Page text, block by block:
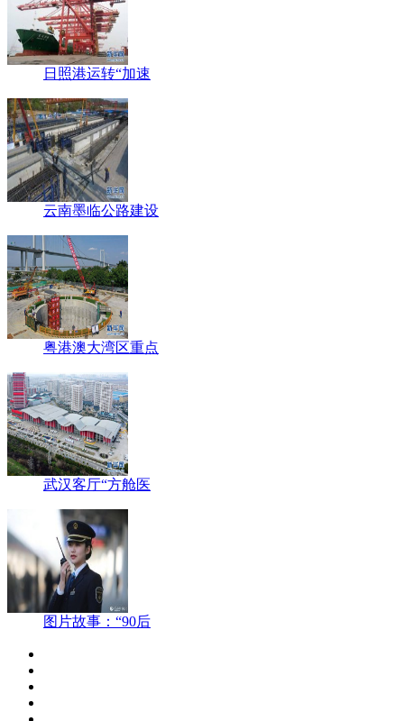
日照港运转“加速
云南墨临公路建设
粤港澳大湾区重点
武汉客厅“方舱医
图片故事：“90后